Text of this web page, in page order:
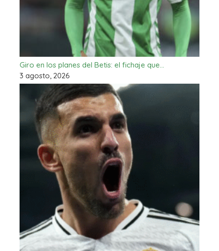
Giro en los planes del Betis: el fichaje que…
3 agosto, 2026